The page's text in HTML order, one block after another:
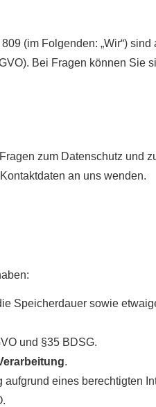
(im Folgenden: „Wir“) sind
Bei Fragen können Sie
zum Datenschutz und
an uns wenden.
Speicherdauer sowie
und §35 BDSG.
.
eines berechtigten